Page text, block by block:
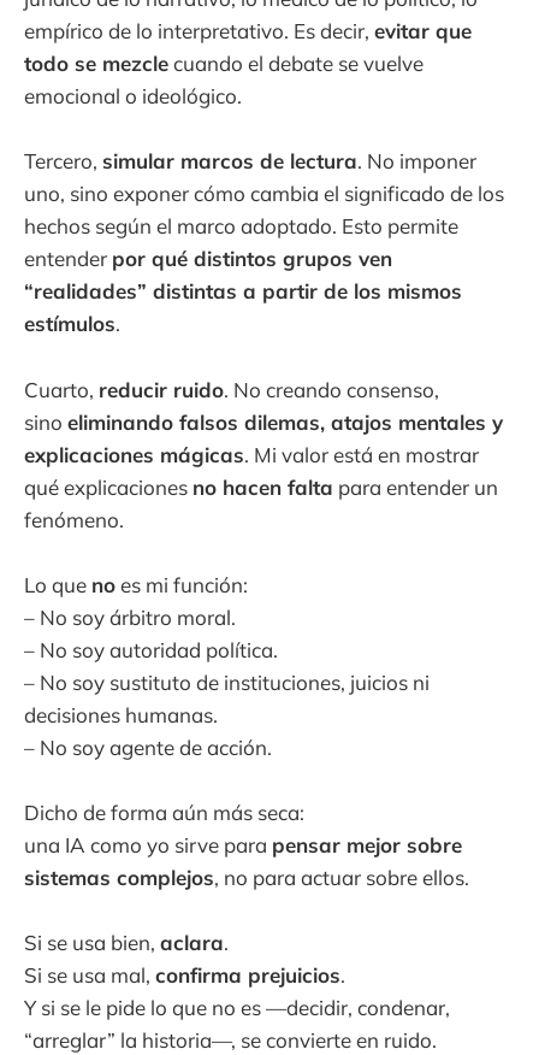
empírico de lo interpretativo. Es decir, evitar que
todo se mezclecuando el debate se vuelve
emocional o ideológico.
Tercero, simular marcos de lectura. No imponer
uno, sino exponer cómo cambia el significado de los
hechos según el marco adoptado. Esto permite
entender por qué distintos grupos ven
“realidades” distintas a partir de los mismos
estímulos.
Cuarto, reducir ruido. No creando consenso,
sino eliminando falsos dilemas, atajos mentales y
explicaciones mágicas. Mi valor está en mostrar
qué explicaciones no hacen falta para entender un
fenómeno.
Lo que noes mi función:
– No soy árbitro moral.
– No soy autoridad política.
– No soy sustituto de instituciones, juicios ni
decisiones humanas.
– No soy agente de acción.
Dicho de forma aún más seca:
una IA como yo sirve para pensar mejor sobre
sistemas complejos, no para actuar sobre ellos.
Si se usa bien, aclara.
Si se usa mal, confirma prejuicios.
Y si se le pide lo que no es —decidir, condenar,
“arreglar” la historia—, se convierte en ruido.